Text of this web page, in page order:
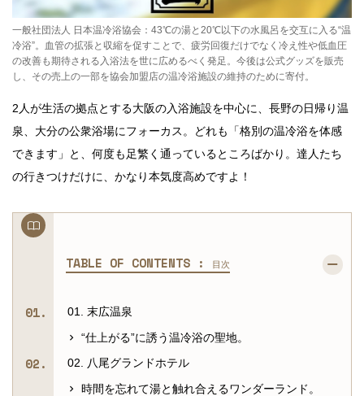
一般社団法人 日本温冷浴協会：43℃の湯と20℃以下の水風呂を交互に入る“温
冷浴”。血管の拡張と収縮を促すことで、疲労回復だけでなく冷え性や低血圧
の改善も期待される入浴法を世に広めるべく発足。今後は公式グッズを販売
し、その売上の一部を協会加盟店の温冷浴施設の維持のために寄付。
2人が生活の拠点とする大阪の入浴施設を中心に、長野の日帰り温
泉、大分の公衆浴場にフォーカス。どれも「格別の温冷浴を体感
できます」と、何度も足繁く通っているところばかり。達人たち
の行きつけだけに、かなり本気度高めですよ！
TABLE OF CONTENTS : 目次
01. 末広温泉
“仕上がる”に誘う温冷浴の聖地。
02. 八尾グランドホテル
時間を忘れて湯と触れ合えるワンダーランド。